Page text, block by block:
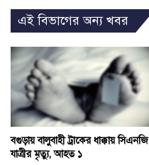
এই বিভাগের অন্য খবর
বগুড়ায় বালুবাহী ট্রাকের ধাক্কায় সিএনজি
যাত্রীর মৃত্যু, আহত ১